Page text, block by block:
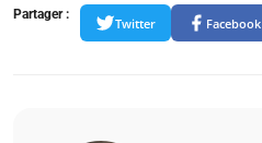
Partager :
Twitter Facebook